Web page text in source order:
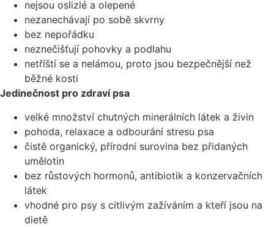
nejsou oslizlé a olepené
nezanechávají po sobě skvrny
bez nepořádku
neznečišťují pohovky a podlahu
netříští se a nelámou, proto jsou bezpečnější než
běžné kosti
Jedinečnost pro zdraví psa
velké množství chutných minerálních látek a živin
pohoda, relaxace a odbourání stresu psa
čistě organický, přírodní surovina bez přidaných
umělotin
bez růstových hormonů, antibiotik a konzervačních
látek
vhodné pro psy s citlivým zažíváním a kteří jsou na
dietě